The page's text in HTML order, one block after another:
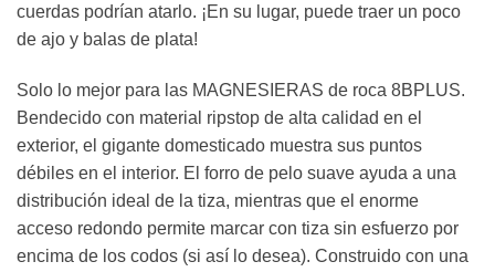
cuerdas podrían atarlo. ¡En su lugar, puede traer un poco
de ajo y balas de plata!
Solo lo mejor para las MAGNESIERAS de roca 8BPLUS.
Bendecido con material ripstop de alta calidad en el
exterior, el gigante domesticado muestra sus puntos
débiles en el interior. El forro de pelo suave ayuda a una
distribución ideal de la tiza, mientras que el enorme
acceso redondo permite marcar con tiza sin esfuerzo por
encima de los codos (si así lo desea). Construido con una